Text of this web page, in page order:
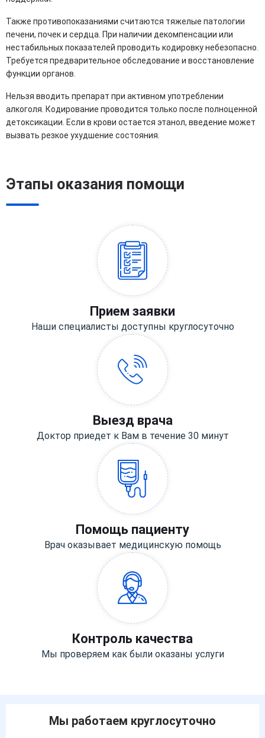
Также противопоказаниями считаются тяжелые патологии
печени, почек и сердца. При наличии декомпенсации или
нестабильных показателей проводить кодировку небезопасно.
Требуется предварительное обследование и восстановление
функции органов.
Нельзя вводить препарат при активном употреблении
алкоголя. Кодирование проводится только после полноценной
детоксикации. Если в крови остается этанол, введение может
вызвать резкое ухудшение состояния.
Этапы оказания помощи
Прием заявки
Наши специалисты доступны круглосуточно
Выезд врача
Доктор приедет к Вам в течение 30 минут
Помощь пациенту
Врач оказывает медицинскую помощь
Контроль качества
Мы проверяем как были оказаны услуги
Мы работаем круглосуточно